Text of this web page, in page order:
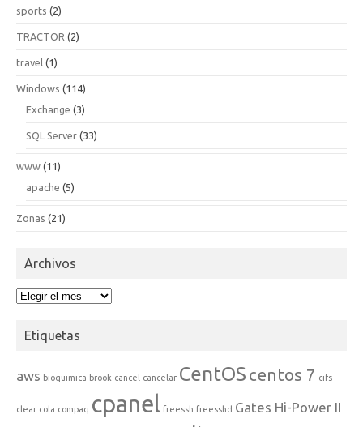
sports (2)
TRACTOR (2)
travel (1)
Windows (114)
Exchange (3)
SQL Server (33)
www (11)
apache (5)
Zonas (21)
Archivos
Archivos
Etiquetas
aws bioquimica brook cancel cancelar CentOS centos 7 cifs
clear cola compaq cpanel freessh freesshd Gates Hi-Power II